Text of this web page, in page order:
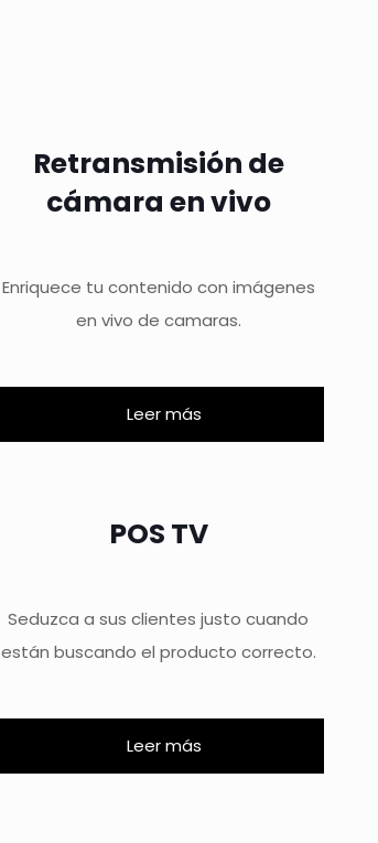
Retransmisión de
cámara en vivo
Enriquece tu contenido con imágenes
en vivo de camaras.
Leer más
POS TV
Seduzca a sus clientes justo cuando
están buscando el producto correcto.
Leer más